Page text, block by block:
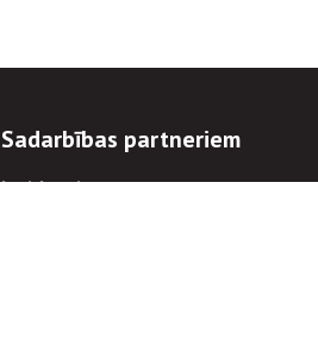
Sadarbības partneriem
Iepirkumi